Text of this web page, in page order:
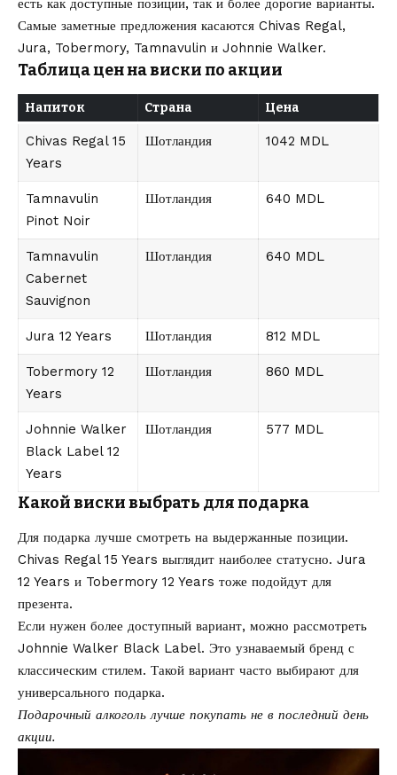
есть как доступные позиции, так и более дорогие варианты.
Самые заметные предложения касаются Chivas Regal,
Jura, Tobermory, Tamnavulin и Johnnie Walker.
Таблица цен на виски по акции
Напиток Страна Цена
Chivas Regal 15
Years
Шотландия 1042 MDL
Tamnavulin
Pinot Noir
Шотландия 640 MDL
Tamnavulin
Cabernet
Sauvignon
Шотландия 640 MDL
Jura 12 Years Шотландия 812 MDL
Tobermory 12
Years
Шотландия 860 MDL
Johnnie Walker
Black Label 12
Years
Шотландия 577 MDL
Какой виски выбрать для подарка
Для подарка лучше смотреть на выдержанные позиции.
Chivas Regal 15 Years выглядит наиболее статусно. Jura
12 Years и Tobermory 12 Years тоже подойдут для
презента.
Если нужен более доступный вариант, можно рассмотреть
Johnnie Walker Black Label. Это узнаваемый бренд с
классическим стилем. Такой вариант часто выбирают для
универсального подарка.
Подарочный алкоголь лучше покупать не в последний день
акции.